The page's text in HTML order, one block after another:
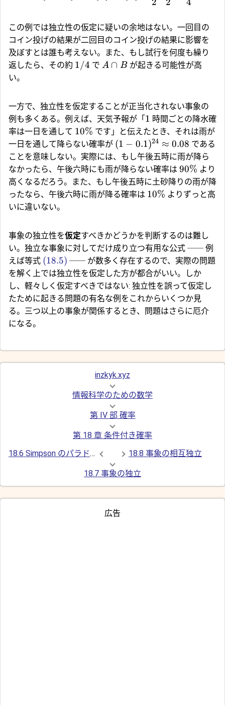
この例では独立性の仮定に疑いの余地はない。一回目の
コイン投げの結果が二回目のコイン投げの結果に影響を
及ぼすとは誰も考えない。また、もし試行を何度も繰り
返したら、その約 1/4 で A ∩ Bが起きる可能性が高
い。
一方で、独立性を仮定することが正当化されない事象の
例も多くある。例えば、天気予報が「1 時間ごとの降水確
率は一日を通して 10% です」と伝えたとき、それは雨が
一日を通して降らない確率が (1 − 0.1)24 ≈ 0.08 である
ことを意味しない。実際には、もし午後五時に雨が降ら
なかったら、午後六時にも雨が降らない確率は 90% より
高くなるだろう。また、もし午後五時に土砂降りの雨が降
ったなら、午後六時に雨が降る確率は 10% よりずっと高
いに違いない。
事象の独立性を仮定すべきかどうかを判断するのは難し
い。独立な事象に対してだけ成り立つ有用な公式 ── 例
えば等式 (18.5) ── が数多く存在するので、実際の問題
を解く上では独立性を仮定した方が都合がいい。しか
し、軽々しく仮定すべきではない: 独立性を誤って仮定し
たために起きる問題の有名な例をこれからいくつか見
る。三つ以上の事象が関係するとき、問題はさらに厄介
になる。
inzkyk.xyz
情報科学のための数学
第 IV 部 確率
第 18 章 条件付き確率
18.6 Simpson のパラドックス
18.8 事象の相互独立
18.7 事象の独立
広告